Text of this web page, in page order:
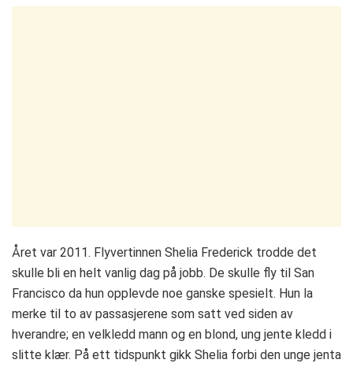
Året var 2011. Flyvertinnen Shelia Frederick trodde det
skulle bli en helt vanlig dag på jobb. De skulle fly til San
Francisco da hun opplevde noe ganske spesielt. Hun la
merke til to av passasjerene som satt ved siden av
hverandre; en velkledd mann og en blond, ung jente kledd i
slitte klær. På ett tidspunkt gikk Shelia forbi den unge jenta